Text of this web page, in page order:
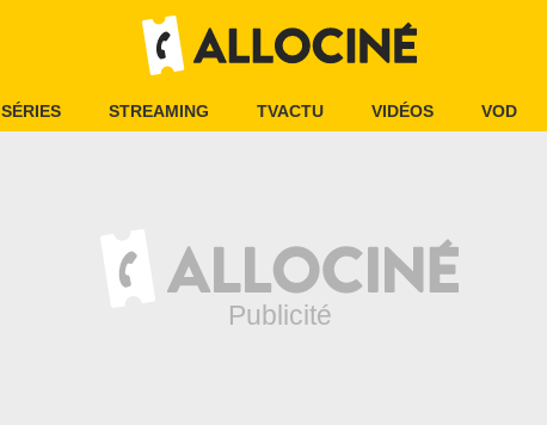
SÉRIES STREAMING TVACTU VIDÉOS VOD